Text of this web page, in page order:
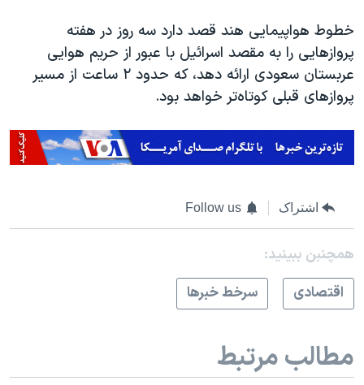
خطوط هواپیمایی هند قصد دارد سه روز در هفته
پروازهایی را به مقصد اسرائیل با عبور از حریم هوایی
عربستان سعودی ارائه دهد، که حدود ۲ ساعت از مسیر
پروازهای قبلی کوتاه‌تر خواهد بود.
اشتراک Follow us
همچنبن ببینید:
اقتصادی
سرخط خبرها
مطالب مرتبط